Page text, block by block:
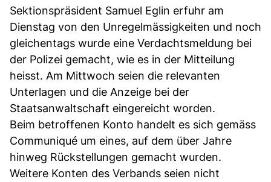
Sektionspräsident Samuel Eglin erfuhr am
Dienstag von den Unregelmässigkeiten und noch
gleichentags wurde eine Verdachtsmeldung bei
der Polizei gemacht, wie es in der Mitteilung
heisst. Am Mittwoch seien die relevanten
Unterlagen und die Anzeige bei der
Staatsanwaltschaft eingereicht worden.
Beim betroffenen Konto handelt es sich gemäss
Communiqué um eines, auf dem über Jahre
hinweg Rückstellungen gemacht wurden.
Weitere Konten des Verbands seien nicht